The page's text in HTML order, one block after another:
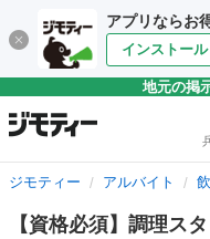
アプリならお
インストール
地元の掲
ジモティー アルバイト
【資格必須】調理ス